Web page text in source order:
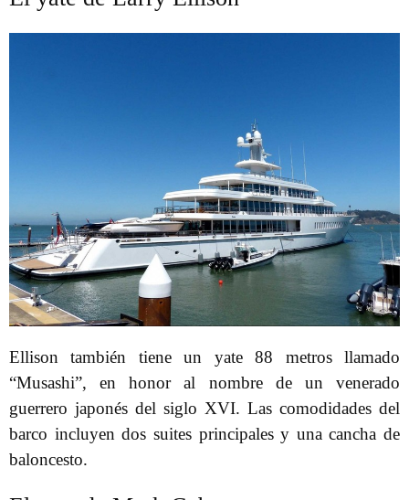
Ellison también tiene un yate 88 metros llamado
“Musashi”, en honor al nombre de un venerado
guerrero japonés del siglo XVI. Las comodidades del
barco incluyen dos suites principales y una cancha de
baloncesto.